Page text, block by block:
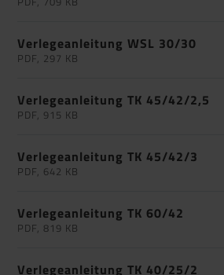
Verlegeanleitung WSL 30/30
PDF, 297 KB
Verlegeanleitung TK 45/42/2,5
PDF, 915 KB
Verlegeanleitung TK 45/42/3
PDF, 642 KB
Verlegeanleitung TK 60/42
PDF, 819 KB
Verlegeanleitung TK 40/25/2